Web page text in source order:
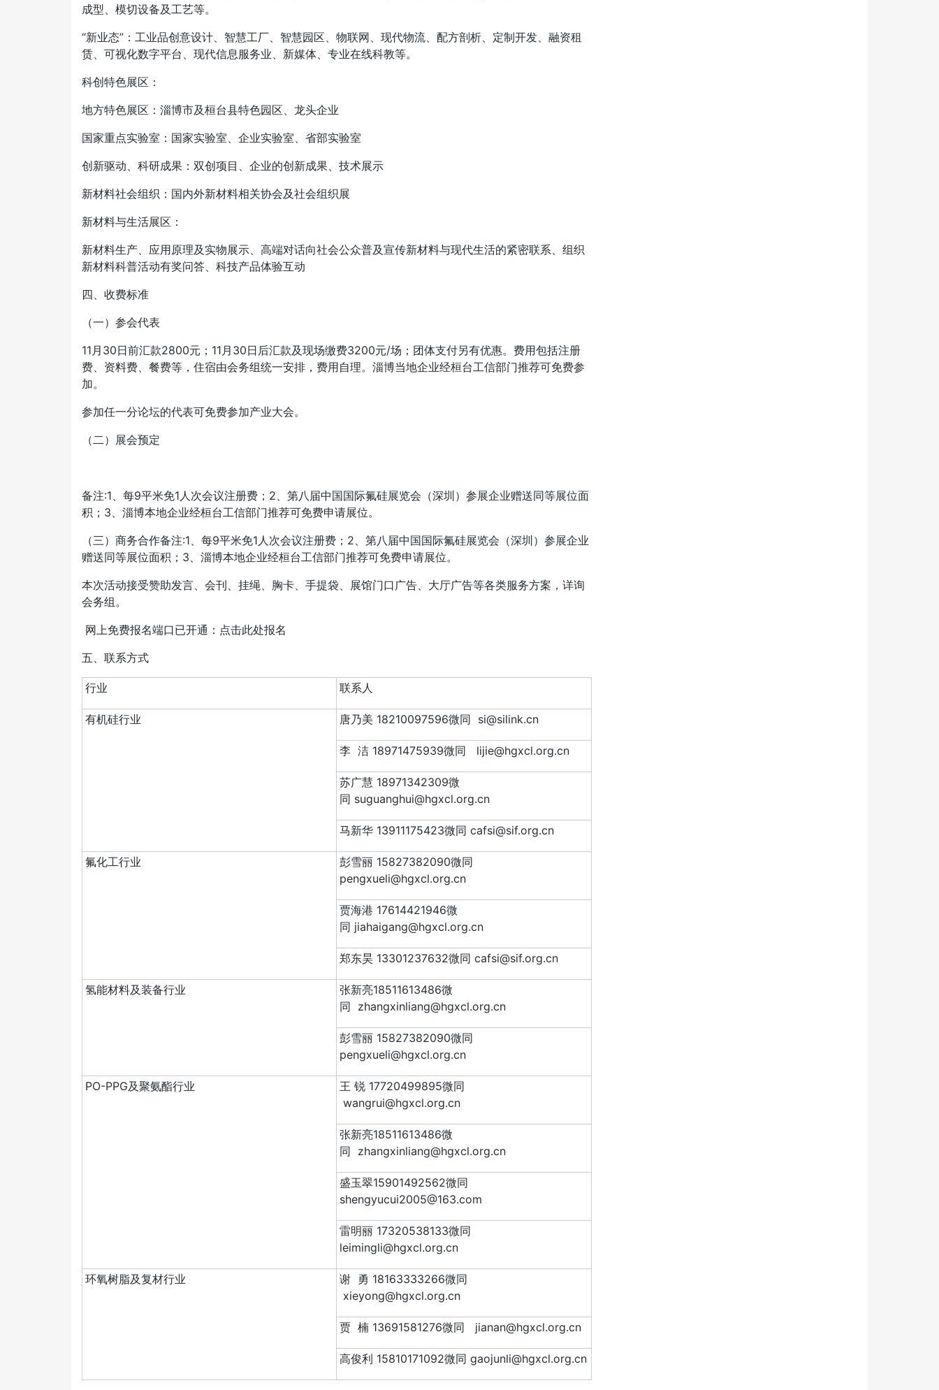
成型、模切设备及工艺等。
“新业态”：工业品创意设计、智慧工厂、智慧园区、物联网、现代物流、配方剖析、定制开发、融资租
赁、可视化数字平台、现代信息服务业、新媒体、专业在线科教等。
科创特色展区：
地方特色展区：淄博市及桓台县特色园区、龙头企业
国家重点实验室：国家实验室、企业实验室、省部实验室
创新驱动、科研成果：双创项目、企业的创新成果、技术展示
新材料社会组织：国内外新材料相关协会及社会组织展
新材料与生活展区：
新材料生产、应用原理及实物展示、高端对话向社会公众普及宣传新材料与现代生活的紧密联系、组织
新材料科普活动有奖问答、科技产品体验互动
四、收费标准
（一）参会代表
11月30日前汇款2800元；11月30日后汇款及现场缴费3200元/场；团体支付另有优惠。费用包括注册
费、资料费、餐费等，住宿由会务组统一安排，费用自理。淄博当地企业经桓台工信部门推荐可免费参
加。
参加任一分论坛的代表可免费参加产业大会。
（二）展会预定
备注:1、每9平米免1人次会议注册费；2、第八届中国国际氟硅展览会（深圳）参展企业赠送同等展位面
积；3、淄博本地企业经桓台工信部门推荐可免费申请展位。
（三）商务合作备注:1、每9平米免1人次会议注册费；2、第八届中国国际氟硅展览会（深圳）参展企业
赠送同等展位面积；3、淄博本地企业经桓台工信部门推荐可免费申请展位。
本次活动接受赞助发言、会刊、挂绳、胸卡、手提袋、展馆门口广告、大厅广告等各类服务方案，详询
会务组。
网上免费报名端口已开通 ： 点击此处报名
五、联系方式
行业 联系人
有机硅行业 唐乃美 18210097596微同 si@silink.cn
李 洁 18971475939微同 lijie@hgxcl.org.cn
苏广慧 18971342309微
同 suguanghui@hgxcl.org.cn
马新华 13911175423微同 cafsi@sif.org.cn
氟化工行业
彭雪丽 15827382090微同
pengxueli@hgxcl.org.cn
贾海港 17614421946微
同 jiahaigang@hgxcl.org.cn
郑东昊 13301237632微同 cafsi@sif.org.cn
氢能材料及装备行业
张新亮18511613486微
同 zhangxinliang@hgxcl.org.cn
彭雪丽 15827382090微同
pengxueli@hgxcl.org.cn
PO-PPG及聚氨酯行业
王 锐 17720499895微同
wangrui@hgxcl.org.cn
张新亮18511613486微
同 zhangxinliang@hgxcl.org.cn
盛玉翠15901492562微同
shengyucui2005@163.com
雷明丽 17320538133微同
leimingli@hgxcl.org.cn
环氧树脂及复材行业
谢 勇 18163333266微同
xieyong@hgxcl.org.cn
贾 楠 13691581276微同 jianan@hgxcl.org.cn
高俊利 15810171092微同 gaojunli@hgxcl.org.cn